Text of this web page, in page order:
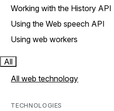
Working with the History API
Using the Web speech API
Using web workers
All
All web technology
TECHNOLOGIES